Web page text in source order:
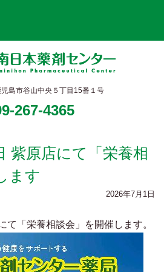
島市谷山中央５丁目15番１号
267-4365
紫原店にて「栄養相
ます
2026年7月1日
て「栄養相談会」を開催します。